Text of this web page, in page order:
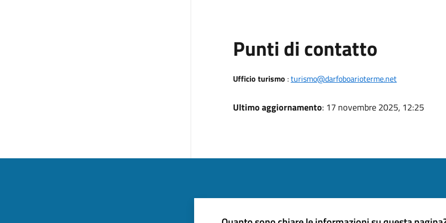
Punti di contatto
Ufficio turismo :turismo@darfoboarioterme.net
Ultimo aggiornamento: 17 novembre 2025, 12:25